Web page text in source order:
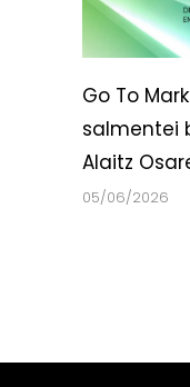
Go To
salmentei
Alaitz
05/06/2026